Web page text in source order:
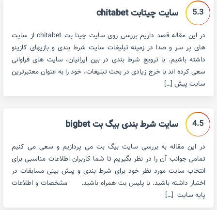
5.3 سایت چیتابت chitabet
در این مقاله قصد داریم بررسی روی سایت چیتا بت chitabet از سایت
های پر سر و صدا در زمینه تبلیغات سایت شرط بندی و بازیهای کازینو
داشته باشیم. با ترویج شرط بندی در بین ایرانیان، سایت های فراوانی
سعی کرده اند با خرج زیادی در بحث تبلیغات، خود را به عنوان معتبرترین
سایت پیش […]
4.5 سایت شرط بندی بیگ بت bigbet
در این مقاله به بررسی سایت بیگ بت می پردازیم و سعی می کنیم
تمامی جوانب آن را در نظر بگیریم تا شما کاربران اطلاعات مناسبی برای
انتخاب سایت مورد نظر خود برای شرط بندی و پیش بینی مسابقات در
اختیار داشته باشید. با پلیس بت همراه باشید. مشخصات و اطلاعات
پایه سایت […]